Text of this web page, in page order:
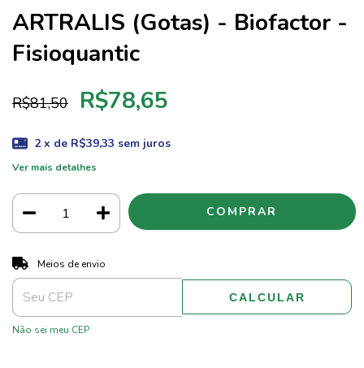
ARTRALIS (Gotas) - Biofactor -
Fisioquantic
R$81,50 R$78,65
2 x de R$39,33 sem juros
Ver mais detalhes
Entregas para o CEP:
Meios de envio
CALCULAR
Não sei meu CEP